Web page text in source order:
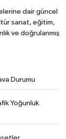
dair güncel
sanat, eğitim,
ve doğrulanmış
Durumu
Yoğunluk